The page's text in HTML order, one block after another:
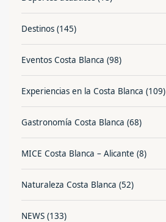
Destinos (145)
Eventos Costa Blanca (98)
Experiencias en la Costa Blanca (109)
Gastronomía Costa Blanca (68)
MICE Costa Blanca – Alicante (8)
Naturaleza Costa Blanca (52)
NEWS (133)